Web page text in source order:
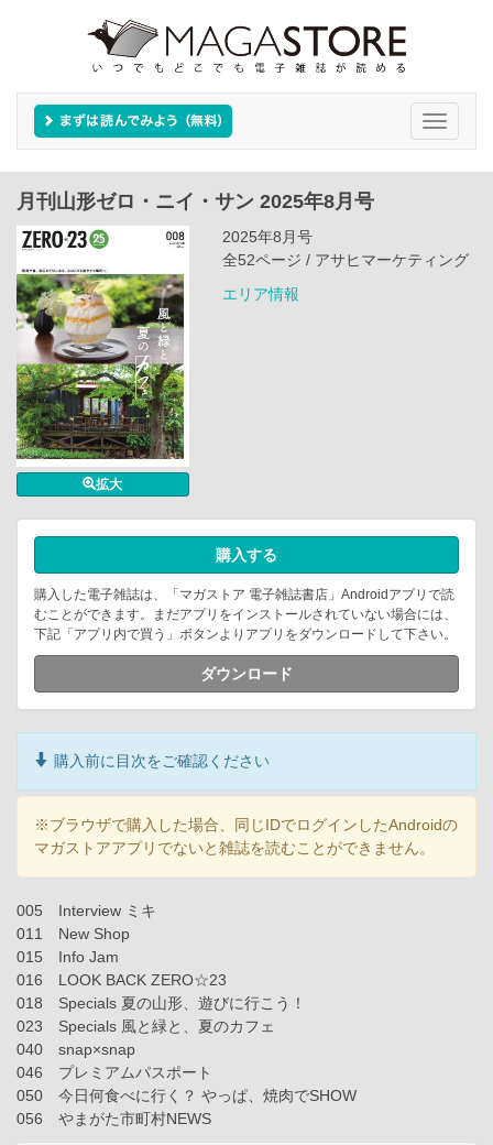
Toggle
月刊山形ゼロ・ニイ・サン 2025年8月号
拡大
2025年8月号
全52ページ / アサヒマーケティング
エリア情報
購入する
購入した電子雑誌は、「マガストア 電子雑誌書店」Androidアプリで読
むことができます。まだアプリをインストールされていない場合には、
下記「アプリ内で買う」ボタンよりアプリをダウンロードして下さい。
ダウンロード
購入前に目次をご確認ください
※ブラウザで購入した場合、同じIDでログインしたAndroidの
マガストアアプリでないと雑誌を読むことができません。
005 Interview ミキ
011 New Shop
015 Info Jam
016 LOOK BACK ZERO☆23
018 Specials 夏の山形、遊びに行こう！
023 Specials 風と緑と、夏のカフェ
040 snap×snap
046 プレミアムパスポート
050 今日何食べに行く？ やっぱ、焼肉でSHOW
056 やまがた市町村NEWS